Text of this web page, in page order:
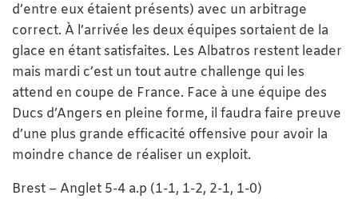
d’entre eux étaient présents) avec un arbitrage
correct. À l’arrivée les deux équipes sortaient de la
glace en étant satisfaites. Les Albatros restent leader
mais mardi c’est un tout autre challenge qui les
attend en coupe de France. Face à une équipe des
Ducs d’Angers en pleine forme, il faudra faire preuve
d’une plus grande efficacité offensive pour avoir la
moindre chance de réaliser un exploit.
Brest – Anglet 5-4 a.p (1-1, 1-2, 2-1, 1-0)